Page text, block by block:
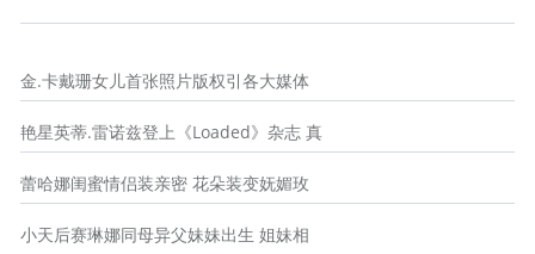
金.卡戴珊女儿首张照片版权引各大媒体
艳星英蒂.雷诺兹登上《Loaded》杂志 真
蕾哈娜闺蜜情侣装亲密 花朵装变妩媚玫
小天后赛琳娜同母异父妹妹出生 姐妹相